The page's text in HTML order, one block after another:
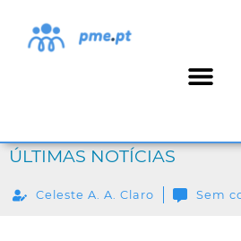
ÚLTIMAS NOTÍCIAS
Celeste A. A. Claro Sem